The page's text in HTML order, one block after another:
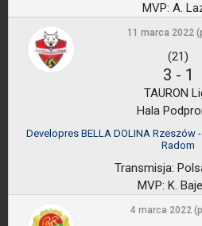
MVP: A.
11 marca 2022
(21)
3 - 1
TAURON
Hala
Developres BELLA DOLINA Rzeszów -
Radom
Transmisja:
MVP: K.
4 marca 2022